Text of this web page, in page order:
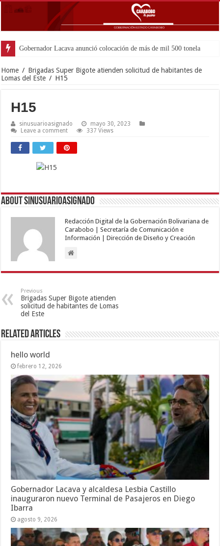
Home / Brigadas Super Bigote atienden solicitud de habitantes de
Lomas del Este / H15
H15
sinusuarioasignado
mayo 30, 2023
Leave a comment
337 Views
About sinusuarioasignado
Redacción Digital de la Gobernación Bolivariana de
Carabobo | Secretaría de Comunicación e
Información | Dirección de Diseño y Creación
Previous
Brigadas Super Bigote atienden
solicitud de habitantes de Lomas
del Este
Related Articles
hello world
febrero 12, 2026
Gobernador Lacava y alcaldesa Lesbia Castillo
inauguraron nuevo Terminal de Pasajeros en Diego
Ibarra
agosto 9, 2026